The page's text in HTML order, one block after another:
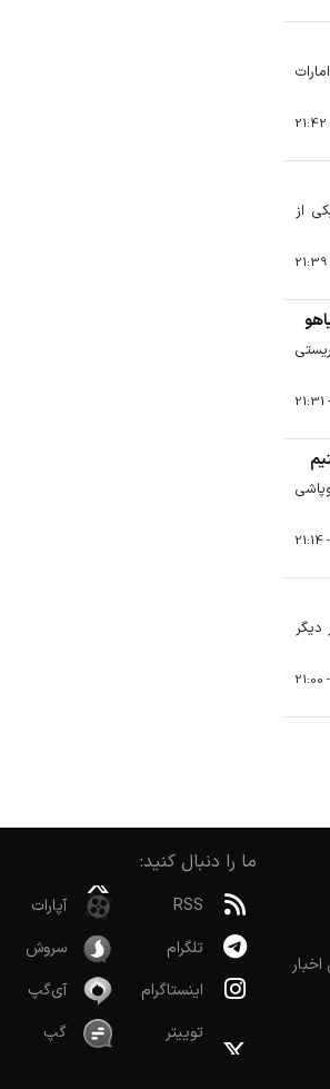
از
ما را دنبال کنید:
RSS
تلگرام
اینستاگرام
توییتر
آپارات
سروش
آی‌گپ
گپ